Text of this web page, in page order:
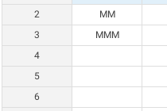
2
MM
3
MMM
4
5
6